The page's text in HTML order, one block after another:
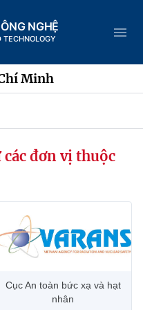
NGHỆ
TECHNOLOGY
Minh
đơn vị thuộc
Cục An toàn bức xạ và hạt
nhân